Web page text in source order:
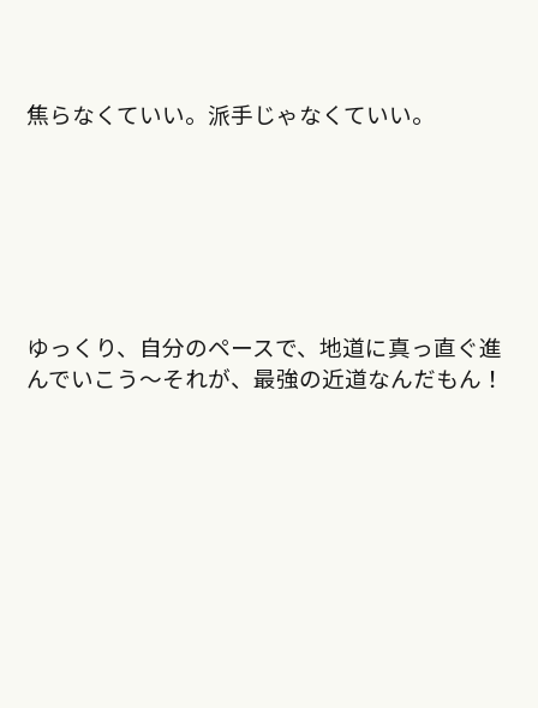
焦らなくていい。派手じゃなくていい。
ゆっくり、自分のペースで、地道に真っ直ぐ進
んでいこう〜それが、最強の近道なんだもん！